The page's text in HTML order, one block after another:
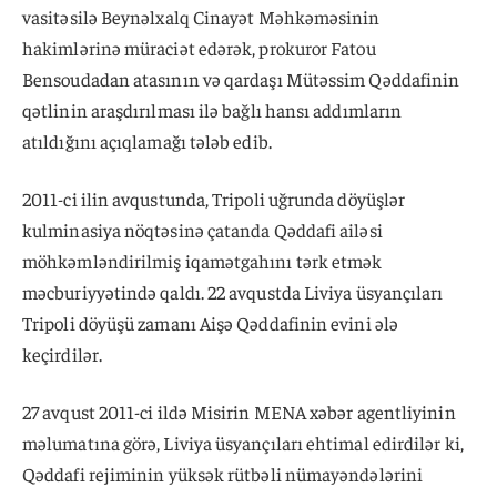
vasitəsilə Beynəlxalq Cinayət Məhkəməsinin
hakimlərinə müraciət edərək, prokuror Fatou
Bensoudadan atasının və qardaşı Mütəssim Qəddafinin
qətlinin araşdırılması ilə bağlı hansı addımların
atıldığını açıqlamağı tələb edib.
2011-ci ilin avqustunda, Tripoli uğrunda döyüşlər
kulminasiya nöqtəsinə çatanda Qəddafi ailəsi
möhkəmləndirilmiş iqamətgahını tərk etmək
məcburiyyətində qaldı. 22 avqustda Liviya üsyançıları
Tripoli döyüşü zamanı Aişə Qəddafinin evini ələ
keçirdilər.
27 avqust 2011-ci ildə Misirin MENA xəbər agentliyinin
məlumatına görə, Liviya üsyançıları ehtimal edirdilər ki,
Qəddafi rejiminin yüksək rütbəli nümayəndələrini